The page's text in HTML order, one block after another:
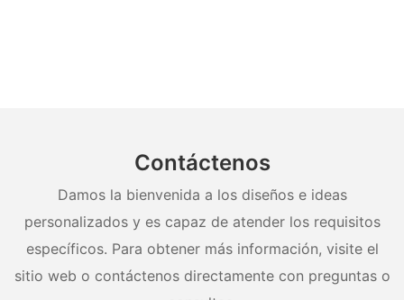
Contáctenos
Damos la bienvenida a los diseños e ideas
personalizados y es capaz de atender los requisitos
específicos. Para obtener más información, visite el
sitio web o contáctenos directamente con preguntas o